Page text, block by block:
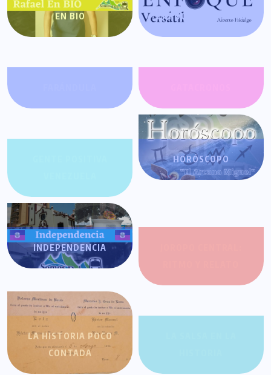
EN BIO ENFOQUE VERSÁTIL
HORÓSCOPO
INDEPENDENCIA
LA HISTORIA POCO
CONTADA